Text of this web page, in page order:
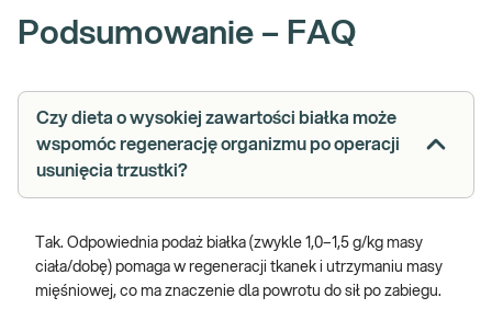
Podsumowanie – FAQ
Czy dieta o wysokiej zawartości białka może
wspomóc regenerację organizmu po operacji
usunięcia trzustki?
Tak. Odpowiednia podaż białka (zwykle 1,0–1,5 g/kg masy
ciała/dobę) pomaga w regeneracji tkanek i utrzymaniu masy
mięśniowej, co ma znaczenie dla powrotu do sił po zabiegu.